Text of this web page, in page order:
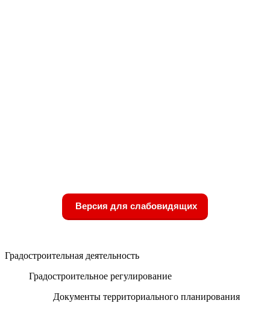
Версия для слабовидящих
Градостроительная деятельность
Градостроительное регулирование
Документы территориального планирования